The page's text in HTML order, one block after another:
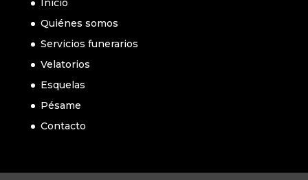
Inicio
Quiénes somos
Servicios funerarios
Velatorios
Esquelas
Pésame
Contacto